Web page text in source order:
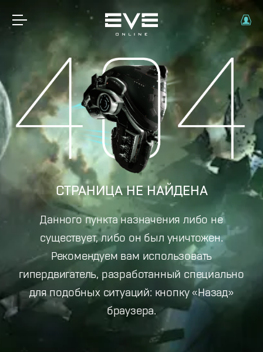
СТРАНИЦА НЕ НАЙДЕНА
Данного пункта назначения либо не
существует, либо он был уничтожен.
Рекомендуем вам использовать
гипердвигатель, разработанный специально
для подобных ситуаций: кнопку «Назад»
браузера.